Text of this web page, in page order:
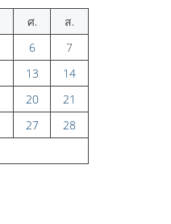
ศ.
ส.
6
7
13
14
20
21
27
28